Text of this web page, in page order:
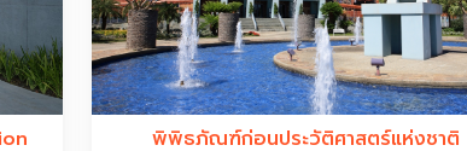
พิพิธภัณฑ์ก่อนประวัติศาสตร์แห่งชาติ